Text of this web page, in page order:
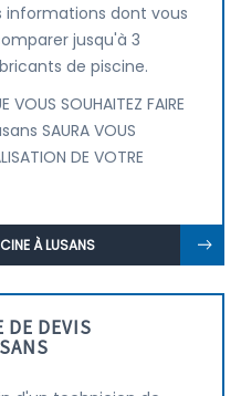
dont vous
jusqu'à 3
de piscine.
VOUS SOUHAITEZ FAIRE
SAURA VOUS
DE VOTRE
À LUSANS
DE DEVIS